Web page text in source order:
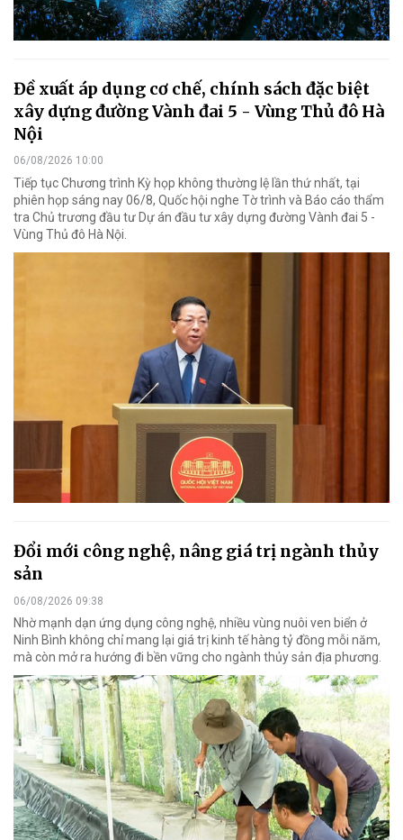
Đề xuất áp dụng cơ chế, chính sách đặc biệt
xây dựng đường Vành đai 5 - Vùng Thủ đô Hà
Nội
06/08/2026 10:00
Tiếp tục Chương trình Kỳ họp không thường lệ lần thứ nhất, tại
phiên họp sáng nay 06/8, Quốc hội nghe Tờ trình và Báo cáo thẩm
tra Chủ trương đầu tư Dự án đầu tư xây dựng đường Vành đai 5 -
Vùng Thủ đô Hà Nội.
Đổi mới công nghệ, nâng giá trị ngành thủy
sản
06/08/2026 09:38
Nhờ mạnh dạn ứng dụng công nghệ, nhiều vùng nuôi ven biển ở
Ninh Bình không chỉ mang lại giá trị kinh tế hàng tỷ đồng mỗi năm,
mà còn mở ra hướng đi bền vững cho ngành thủy sản địa phương.